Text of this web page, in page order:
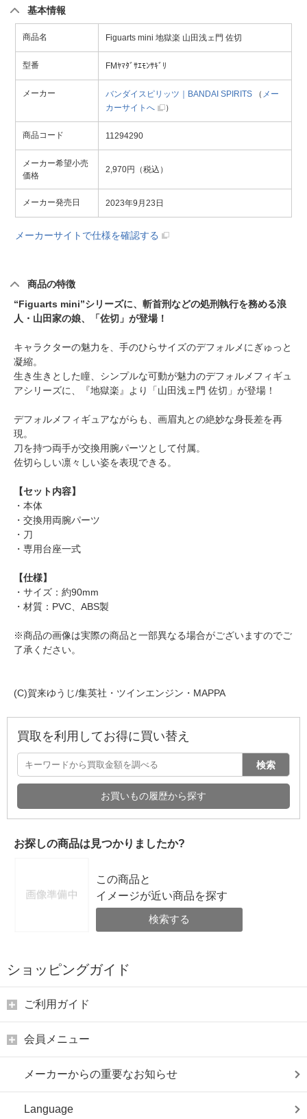
基本情報
商品名 Figuarts mini 地獄楽 山田浅ェ門 佐切
型番 FMﾔﾏﾀﾞｻｴﾓﾝｻｷﾞﾘ
メーカー バンダイスピリッツ｜BANDAI SPIRITS （ メー
カーサイトへ
）
商品コード 11294290
メーカー希望小売
価格
2,970円（税込）
メーカー発売日 2023年9月23日
メーカーサイトで仕様を確認する
商品の特徴
“Figuarts mini”シリーズに、斬首刑などの処刑執行を務める浪
人・山田家の娘、「佐切」が登場！
キャラクターの魅力を、手のひらサイズのデフォルメにぎゅっと
凝縮。
生き生きとした瞳、シンプルな可動が魅力のデフォルメフィギュ
アシリーズに、『地獄楽』より「山田浅ェ門 佐切」が登場！
デフォルメフィギュアながらも、画眉丸との絶妙な身長差を再
現。
刀を持つ両手が交換用腕パーツとして付属。
佐切らしい凛々しい姿を表現できる。
【セット内容】
・本体
・交換用両腕パーツ
・刀
・専用台座一式
【仕様】
・サイズ：約90mm
・材質：PVC、ABS製
※商品の画像は実際の商品と一部異なる場合がございますのでご
了承ください。
(C)賀来ゆうじ/集英社・ツインエンジン・MAPPA
買取を利用してお得に買い替え
検索
お買いもの履歴から探す
お探しの商品は見つかりましたか?
この商品と
イメージが近い商品を探す
検索する
ショッピングガイド
ご利用ガイド
会員メニュー
メーカーからの重要なお知らせ
Language